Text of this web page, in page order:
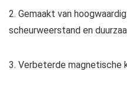
2. Gemaakt van
scheurweerstand en
3. Verbeterde magnetische